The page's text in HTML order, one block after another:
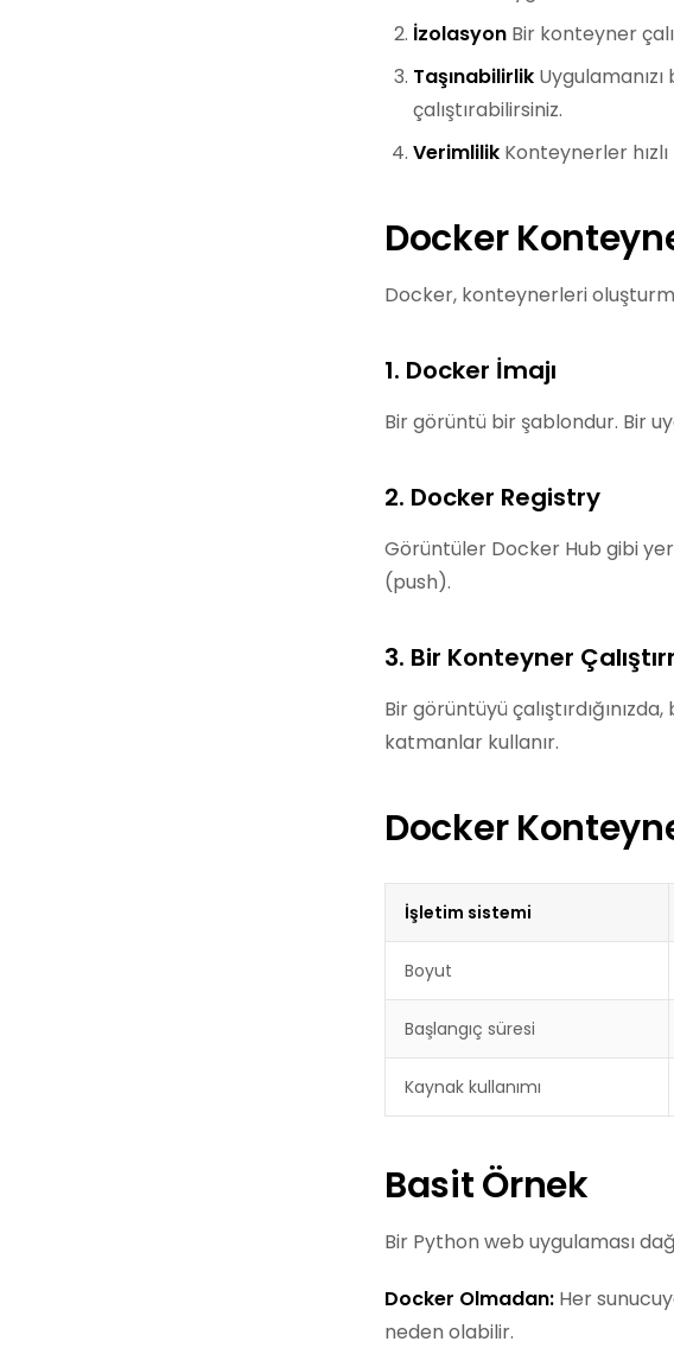
İzolasyon Bir konteyner
Taşınabilirlik
çalıştırabilirsiniz.
Verimlilik Konteynerler
Docker
Docker, konteynerleri
1. Docker İmajı
Bir görüntü bir şablondur. Bir
2. Docker Registry
Görüntüler Docker Hub gibi
(push).
3. Bir Konteyner
Bir görüntüyü
katmanlar kullanır.
Docker
İşletim sistemi
Boyut
Başlangıç süresi
Kaynak kullanımı
Basit Örnek
Bir Python web uygulaması
Docker Olmadan: Her
neden olabilir.